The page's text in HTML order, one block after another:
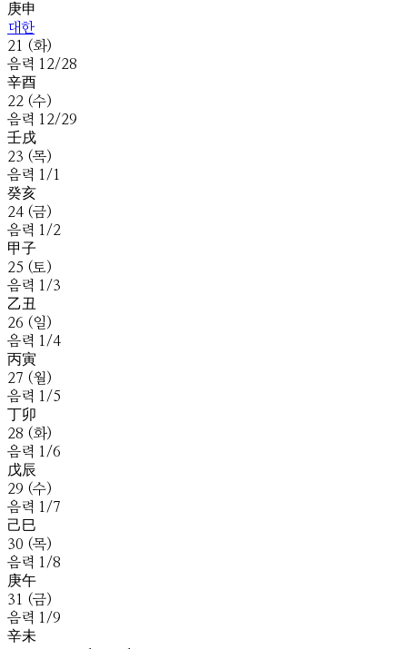
庚申
대한
21
(화)
음력 12/28
辛酉
22 (수)
음력 12/29
壬戌
23 (목)
음력 1 /1
癸亥
24 (금)
음력 1 /2
甲子
25 (토)
음력 1 /3
乙丑
26 (일 )
음력 1 /4
丙寅
27 (월)
음력 1 /5
丁卯
28 (화)
음력 1 /6
戊辰
29 (수)
음력 1 /7
己 巳
30 (목)
음력 1 /8
庚午
31
(금)
음력 1 /9
辛未